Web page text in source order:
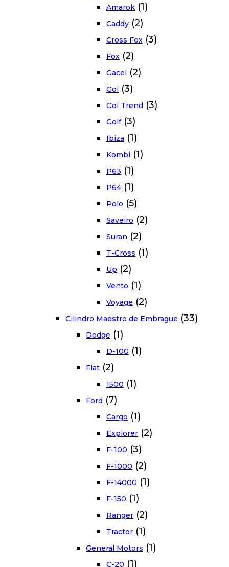
Amarok (1)
Caddy (2)
Cross Fox (3)
Fox (2)
Gacel (2)
Gol (3)
Gol Trend (3)
Golf (3)
Ibiza (1)
Kombi (1)
P63 (1)
P64 (1)
Polo (5)
Saveiro (2)
Suran (2)
T-Cross (1)
Up (2)
Vento (1)
Voyage (2)
Cilindro Maestro de Embrague (33)
Dodge (1)
D-100 (1)
Fiat (2)
1500 (1)
Ford (7)
Cargo (1)
Explorer (2)
F-100 (3)
F-1000 (2)
F-14000 (1)
F-150 (1)
Ranger (2)
Tractor (1)
General Motors (1)
C-20 (1)